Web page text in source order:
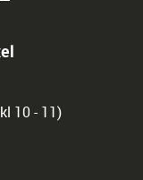
10 - 11)